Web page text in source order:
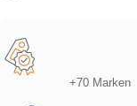
+70 Marken